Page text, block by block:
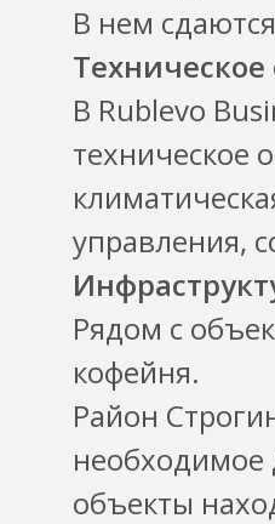
В нем
В Rublevo
техническое
управления,
Рядом с
кофейня.
Район
необходимое
объекты